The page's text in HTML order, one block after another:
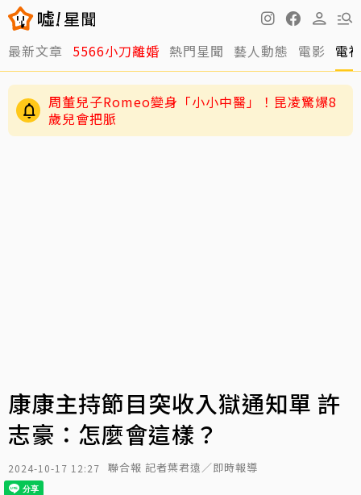
最新文章 5566小刀離婚 熱門星聞 藝人動態 電影 電
周董兒子Romeo變身「小小中醫」！昆凌驚爆8
歲兒會把脈
康康主持節目突收入獄通知單 許
志豪：怎麼會這樣？
2024-10-17 12:27 聯合報 記者葉君遠／即時報導